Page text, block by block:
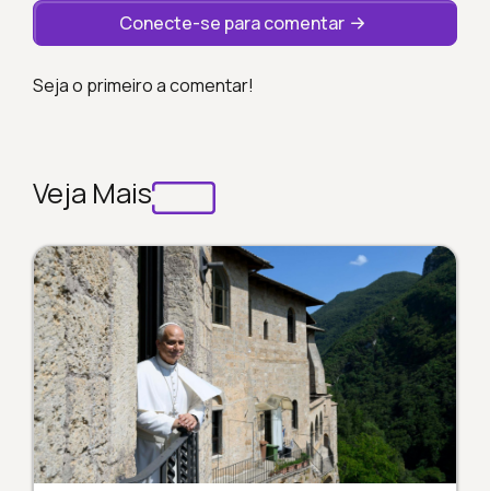
Conecte-se para comentar
Seja o primeiro a comentar!
Veja Mais